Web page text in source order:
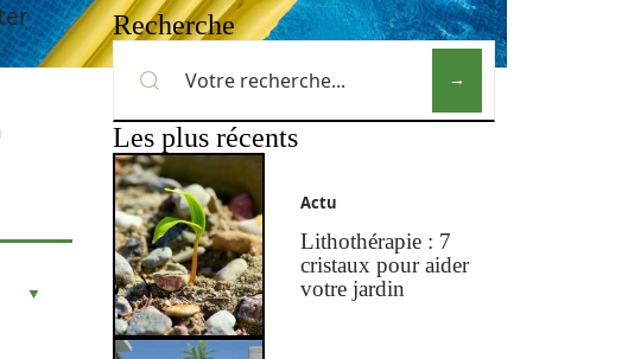
Recherche
Les plus récents
Actu
Lithothérapie : 7
cristaux pour aider
votre jardin